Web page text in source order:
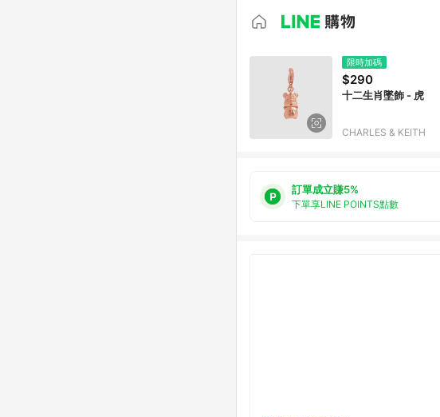
限時加碼
$290
十二生肖墜飾 - 虎
CHARLES & KEITH
訂單成立賺5%
下單享LINE POINTS點數